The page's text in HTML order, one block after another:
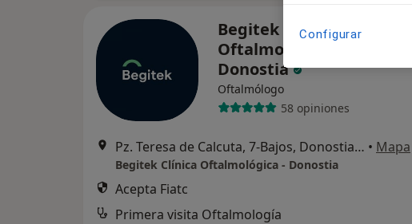
Begitek Clínica
Oftalmológica -
Donostia
Oftalmólogo
58 opiniones
Pz. Teresa de Calcuta, 7-Bajos, Donostia-San Sebastian • Mapa
Begitek Clínica Oftalmológica - Donostia
Acepta Fiatc
Primera visita Oftalmología
Configurar